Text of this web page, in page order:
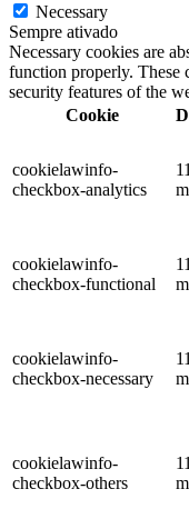
Necessary
Sempre ativado
Necessary cookies are
function properly. These
security features of the
Cookie
cookielawinfo-
checkbox-analytics
11
cookielawinfo-
checkbox-functional
11
cookielawinfo-
checkbox-necessary
11
cookielawinfo-
checkbox-others
11